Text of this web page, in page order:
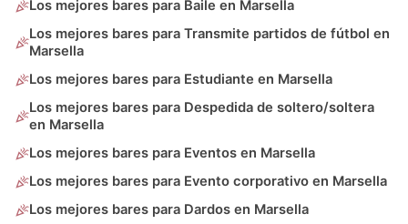
Los mejores bares para Baile en Marsella
Los mejores bares para Transmite partidos de fútbol en
Marsella
Los mejores bares para Estudiante en Marsella
Los mejores bares para Despedida de soltero/soltera
en Marsella
Los mejores bares para Eventos en Marsella
Los mejores bares para Evento corporativo en Marsella
Los mejores bares para Dardos en Marsella